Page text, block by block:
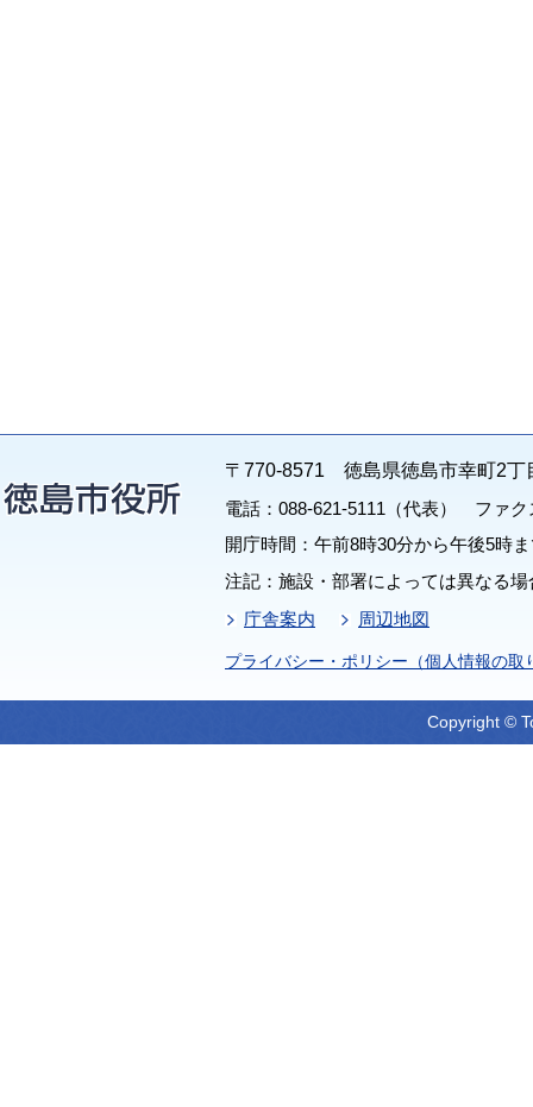
〒770-8571 徳島県徳島市幸町2丁
電話：088-621-5111（代表） ファク
開庁時間：午前8時30分から午後5時
注記：施設・部署によっては異なる
庁舎案内
周辺地図
プライバシー・ポリシー（個人情報の取
Copyright ©